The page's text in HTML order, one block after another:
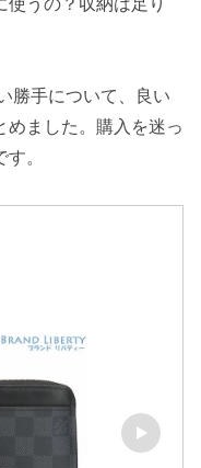
勝手について、良い
めました。購入を迷っ
。